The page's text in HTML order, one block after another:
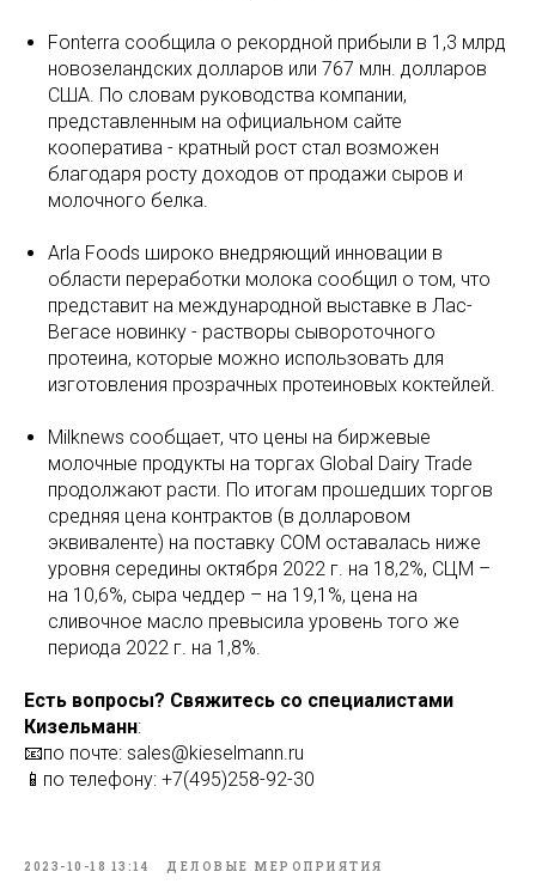
Fonterra сообщила о рекордной прибыли в 1,3 млрд
новозеландских долларов или 767 млн. долларов
США. По словам руководства компании,
представленным на официальном сайте
кооператива - кратный рост стал возможен
благодаря росту доходов от продажи сыров и
молочного белка.
Arla Foods широко внедряющий инновации в
области переработки молока сообщил о том, что
представит на международной выставке в Лас-
Вегасе новинку - растворы сывороточного
протеина, которые можно использовать для
изготовления прозрачных протеиновых коктейлей.
Milknews сообщает, что цены на биржевые
молочные продукты на торгах Global Dairy Trade
продолжают расти. По итогам прошедших торгов
средняя цена контрактов (в долларовом
эквиваленте) на поставку СОМ оставалась ниже
уровня середины октября 2022 г. на 18,2%, СЦМ –
на 10,6%, сыра чеддер – на 19,1%, цена на
сливочное масло превысила уровень того же
периода 2022 г. на 1,8%.
Есть вопросы? Свяжитесь со специалистами
Кизельманн:
📧по почте: sales@kieselmann.ru
📱по телефону: +7(495)258-92-30
2023-10-18 13:14 ДЕЛОВЫЕ МЕРОПРИЯТИЯ